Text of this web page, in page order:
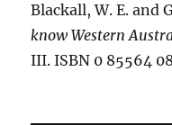
Blackall, W. E. and
know Western
III. ISBN 0 85564